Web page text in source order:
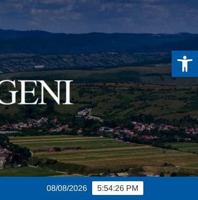
5:54:27 PM
08/08/2026